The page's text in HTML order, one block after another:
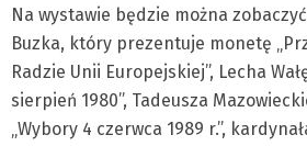
Na wystawie będzie można
Buzka, który prezentuje monetę
Radzie Unii Europejskiej”, Lecha
sierpień 1980”, Tadeusza
„Wybory 4 czerwca 1989 r.”,